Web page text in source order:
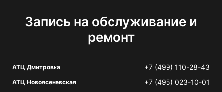
Запись на обслуживание и
ремонт
АТЦ Дмитровка +7 (499) 110-28-43
АТЦ Новоясеневская +7 (495) 023-10-01